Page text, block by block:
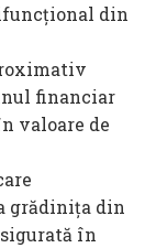
din
financiar
valoare de
grădinița din
în